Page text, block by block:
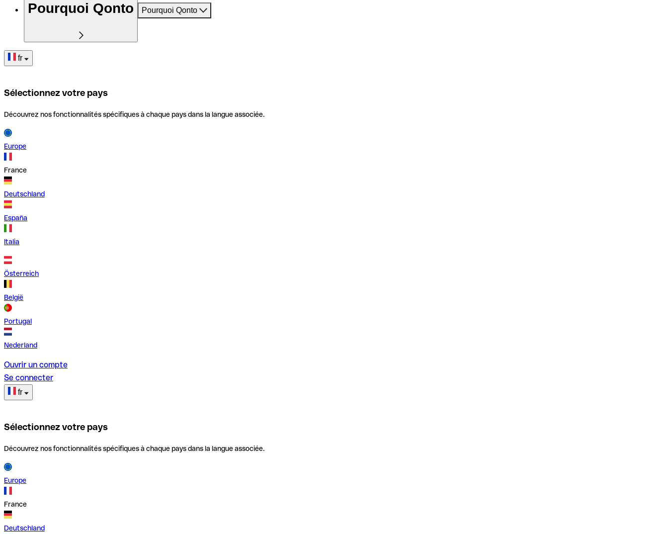
Pourquoi Qonto Pourquoi Qonto
fr
Sélectionnez votre pays
Découvrez nos fonctionnalités spécifiques à chaque pays dans la langue associée.
Europe
France
Deutschland
España
Italia
Österreich
België
Portugal
Nederland
Ouvrir un compte
Se connecter
fr
Sélectionnez votre pays
Découvrez nos fonctionnalités spécifiques à chaque pays dans la langue associée.
Europe
France
Deutschland